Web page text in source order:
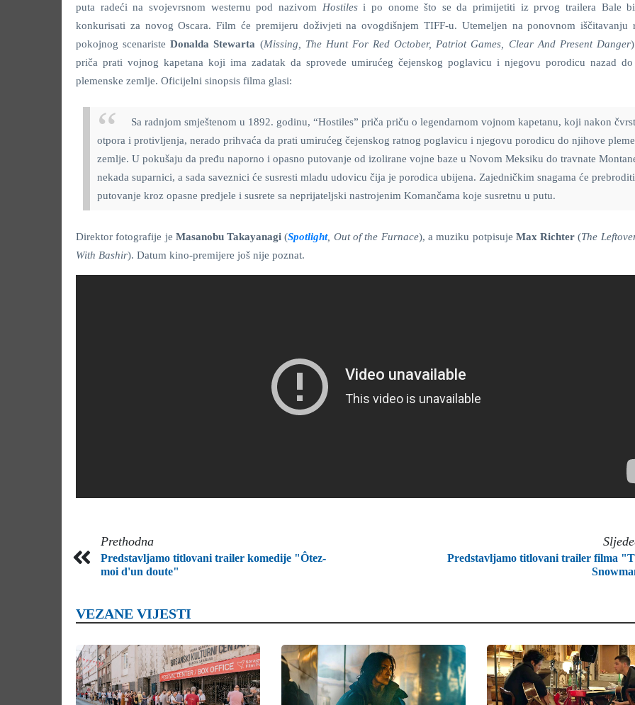
puta radeći na svojevrsnom westernu pod nazivom Hostilesi po onome što se da primijetiti iz prvog trailera Bale
konkurisati za novog Oscara. Film će premijeru doživjeti na ovogdišnjem TIFF-u. Utemeljen na ponovnom iščitavanju
pokojnog scenaristeDonalda Stewarta (Missing, The Hunt For Red October, Patriot Games, Clear And Present Danger
priča prati vojnog kapetana koji ima zadatak da sprovede umirućeg čejenskog poglavicu i njegovu porodicu nazad
plemenske zemlje. Oficijelni sinopsis filma glasi:
Sa radnjom smještenom u 1892. godinu, “Hostiles” priča priču o legendarnom vojnom kapetanu, koji nakon
otpora i protivljenja, nerado prihvaća da prati umirućeg čejenskog ratnog poglavicu i njegovu porodicu do njihove
zemlje. U pokušaju da pređu naporno i opasno putovanje od izolirane vojne baze u Novom Meksiku do travnate
nekada suparnici, a sada saveznici će susresti mladu udovicu čija je porodica ubijena. Zajedničkim snagama će prebroditi
putovanje kroz opasne predjele i susrete sa neprijateljski nastrojenim Komančama koje susretnu u putu.
Direktor fotografije je Masanobu Takayanagi(Spotlight, Out of the Furnace), a muziku potpisuje Max Richter (The
With Bashir). Datum kino-premijere još nije poznat.
Prethodna
Predstavljamo titlovani trailer komedije "Ôtez-
moi d'un doute"
Predstavljamo titlovani trailer filma
VEZANE VIJESTI